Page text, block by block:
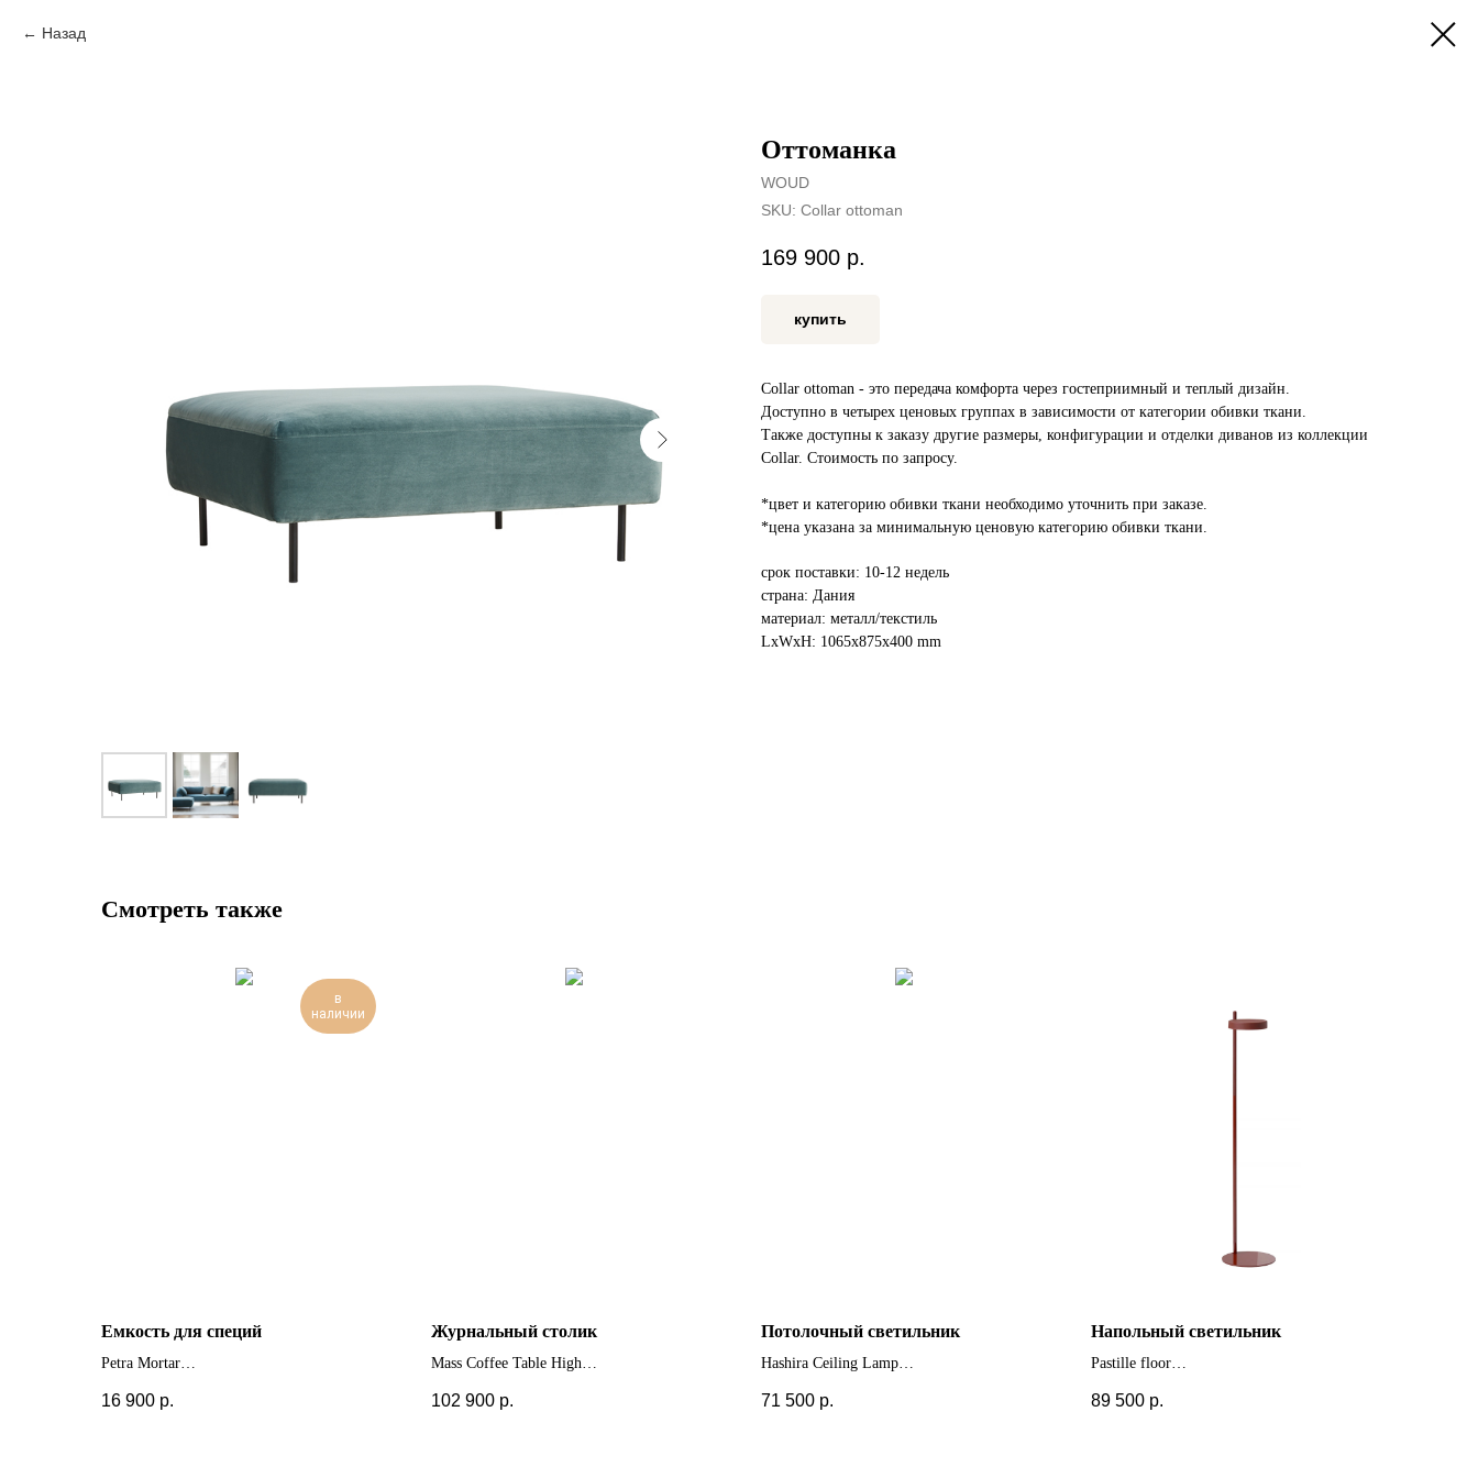
Назад
Оттоманка
WOUD
SKU: Collar ottoman
169 900 р.
купить
Collar ottoman - это передача комфорта через гостеприимный и теплый дизайн.
Доступно в четырех ценовых группах в зависимости от категории обивки ткани.
Также доступны к заказу другие размеры, конфигурации и отделки диванов из коллекции
Collar. Стоимость по запросу.
*цвет и категорию обивки ткани необходимо уточнить при заказе.
*цена указана за минимальную ценовую категорию обивки ткани.
срок поставки: 10-12 недель
страна: Дания
материал: металл/текстиль
LxWxH: 1065x875x400 mm
Смотреть также
в
наличии
Емкость для специй
Petra Mortar
16 900 р.
Журнальный столик
Mass Coffee Table High
102 900 р.
Потолочный светильник
Hashira Ceiling Lamp
71 500 р.
Напольный светильник
Pastille floor
89 500 р.